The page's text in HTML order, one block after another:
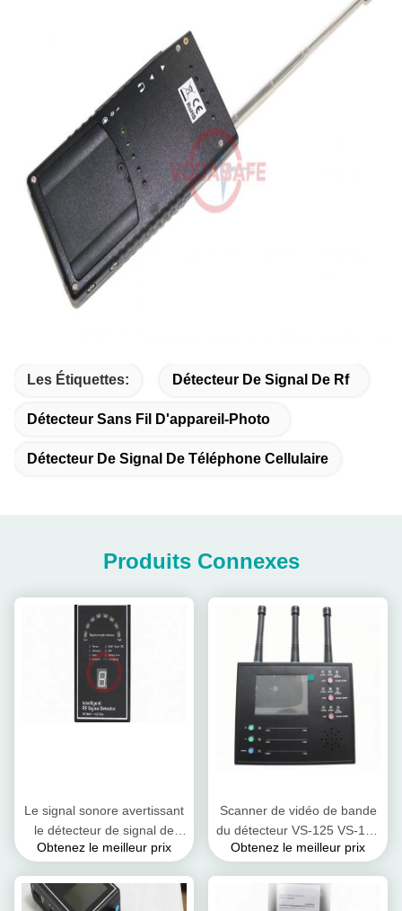
Les Étiquettes: Détecteur De Signal De Rf
Détecteur Sans Fil D'appareil-Photo
Détecteur De Signal De Téléphone Cellulaire
Produits Connexes
Le signal sonore avertissant
le détecteur de signal de
50MHz rf a identifié
de lentille
Obtenez le meilleur prix
Scanner de vidéo de bande
du détecteur VS-125 VS-125
5.8GHz de signal de NTSC
Obtenez le meilleur prix